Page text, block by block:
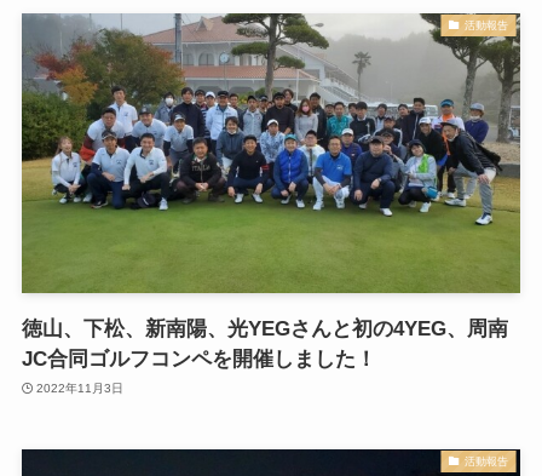
活動報告
徳山、下松、新南陽、光YEGさんと初の4YEG、周南
JC合同ゴルフコンペを開催しました！
2022年11月3日
活動報告